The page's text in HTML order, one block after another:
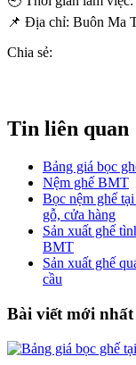
📌 Địa chỉ: Buôn Ma
Chia sẻ:
Tin liên quan
Bảng giá bọc
Nệm ghế BMT
Bọc nệm ghế
gỗ, cửa hàng
Sản xuất ghế
BMT
Sản xuất ghế
cầu
Bài viết mới nhất